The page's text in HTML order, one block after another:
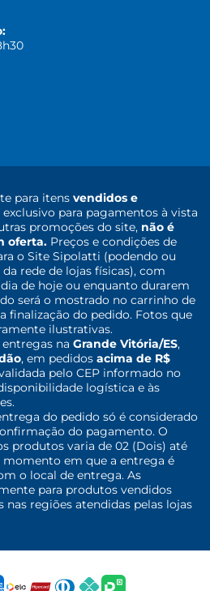
para itens vendidos e
exclusivo para pagamentos à vista
promoções do site, não é
oferta. Preços e condições de
o Site Sipolatti (podendo ou
rede de lojas físicas), com
de hoje ou enquanto durarem
será o mostrado no carrinho de
finalização do pedido. Fotos que
ilustrativas.
na Grande Vitória/ES,
, em pedidos acima de R$
pelo CEP informado no
logística e às
do pedido só é considerado
do pagamento. O
produtos varia de 02 (Dois) até
momento em que a entrega é
o local de entrega. As
para produtos vendidos
regiões atendidas pelas lojas